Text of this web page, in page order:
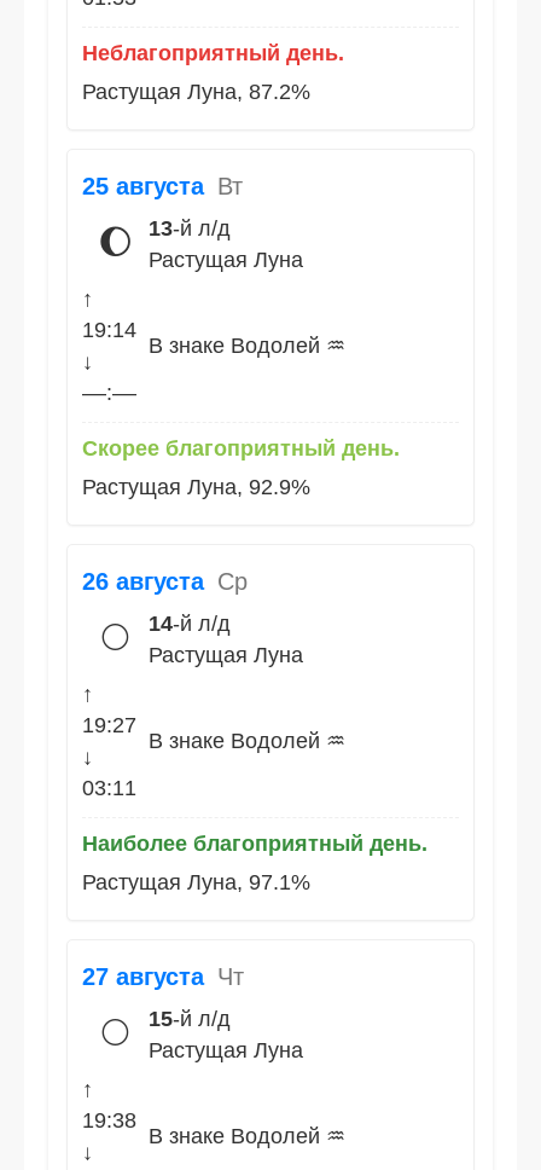
Неблагоприятный день.
Растущая Луна, 87.2%
25 августа Вт
🌔 13-й л/д
Растущая Луна
↑
19:14
↓
––:––
В знаке Водолей ♒
Скорее благоприятный день.
Растущая Луна, 92.9%
26 августа Ср
🌕 14-й л/д
Растущая Луна
↑
19:27
↓
03:11
В знаке Водолей ♒
Наиболее благоприятный день.
Растущая Луна, 97.1%
27 августа Чт
🌕 15-й л/д
Растущая Луна
↑
19:38
↓
В знаке Водолей ♒